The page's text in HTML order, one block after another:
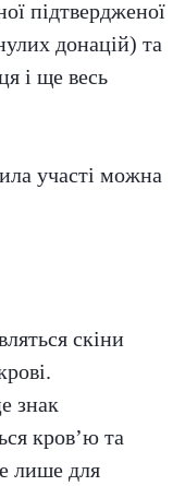
підтвердженої
донацій) та
і ще весь
участі можна
скіни
знак
кров’ю та
лише для